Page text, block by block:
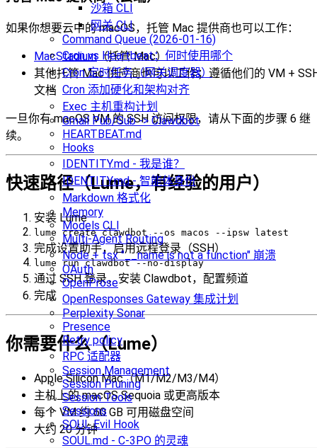
沙箱 CLI
网关 CLI
Command Queue (2026-01-16)
Cron vs Heartbeat：何时使用哪个
Cron 定时任务（网关调度器）
Cron 添加硬化和架构对齐
Exec 主机重构计划
Gmail Pub/Sub -> Clawdbot
HEARTBEAT.md
Hooks
IDENTITY.md - 我是谁？
IDENTITY.md - 智能体身份
Markdown 格式化
Memory
Models CLI
Multi-Agent Routing
Node + tsx "__name is not a function" 崩溃
OAuth
OpenProse
OpenResponses Gateway 集成计划
Perplexity Sonar
Presence
Retry policy
RPC 适配器
Session Management
Session Pruning
Session Tools
Sessions
SOUL Evil Hook
SOUL.md - C-3PO 的灵魂
如果你想要云中的 macOS，托管 Mac 提供商也可以工作：
MacStadium（托管 Mac）
其他托管 Mac 供应商也可以工作；遵循他们的 VM +
文档
一旦你有 macOS VM 的 SSH 访问权限，请从下面的步骤 6 继
续。
快速路径（Lume，有经验的用户）
安装 Lume
lume create clawdbot --os macos --ipsw latest
完成设置助手，启用远程登录（SSH）
lume run clawdbot --no-display
通过 SSH 登录，安装 Clawdbot，配置频道
完成
你需要什么（Lume）
Apple Silicon Mac（M1/M2/M3/M4）
主机上的 macOS Sequoia 或更高版本
每个 VM 约 60 GB 可用磁盘空间
大约 20 分钟